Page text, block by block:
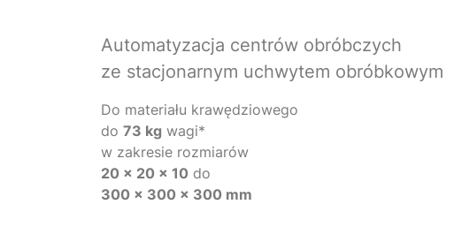
Automatyzacja centrów obróbczych
ze stacjonarnym uchwytem obróbkowym
Do materiału krawędziowego
do 73 kg wagi*
w zakresie rozmiarów
20 x 20 x 10 do
300 x 300 x 300 mm